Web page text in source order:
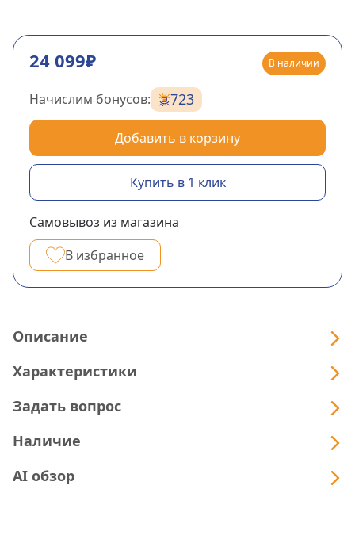
24 099₽ В наличии
Начислим бонусов: 723
Добавить в корзину
Купить в 1 клик
Самовывоз из магазина
В избранное
Описание
Характеристики
Задать вопрос
Наличие
AI обзор